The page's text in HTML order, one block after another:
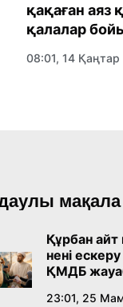
қақаған аяз
қалалар
08:01, 14
мақала
Құрбан айт
нені
ҚМДБ
23:01, 25